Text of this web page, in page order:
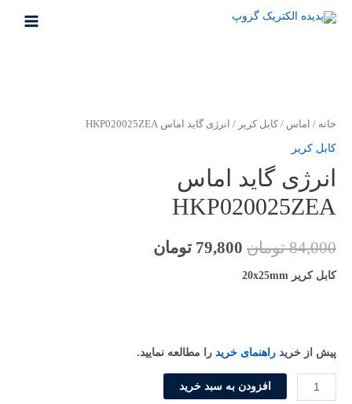
خانه / اماس / کابل کریر / انرژی گاید اماس HKP020025ZEA
کابل کریر
انرژی گاید اماس
HKP020025ZEA
84,000 تومان 79,800 تومان
کابل کریر 20x25mm
پیش از خرید راهنمای خرید را مطالعه نمایید.
افزودن به سبد خرید